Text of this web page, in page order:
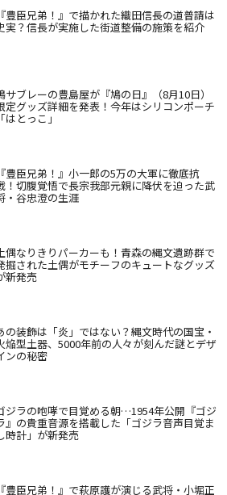
『豊臣兄弟！』で描かれた織田信長の道普請は
実？信長が実施した街道整備の施策を紹介
サブレーの豊島屋が『鳩の日』（8月10日）
定グッズ詳細を発表！今年はシリコンポーチ
「はとっこ」
『豊臣兄弟！』小一郎の5万の大軍に徹底抗
！切腹覚悟で長宗我部元親に降伏を迫った武
・谷忠澄の生涯
偶なりきりパーカーも！青森の縄文遺跡群で
掘された土偶がモチーフのキュートなグッズ
新発売
の装飾は「炎」ではない？縄文時代の国宝・
焔型土器、5000年前の人々が刻んだ謎とデザ
ンの秘密
ジラの咆哮で目覚める朝…1954年公開『ゴジ
』の貴重音源を搭載した「ゴジラ音声目覚ま
時計」が新発売
『豊臣兄弟！』で萩原護が演じる武将・小堀正